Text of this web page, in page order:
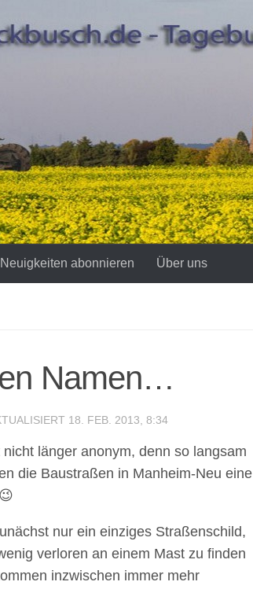
Neuigkeiten abonnieren Über uns
Namen…
18. FEB. 2013, 8:34
länger anonym, denn so langsam
die Baustraßen in Manheim-Neu eine
nur ein einziges Straßenschild,
verloren an einem Mast zu finden
inzwischen immer mehr